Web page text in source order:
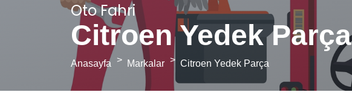
Oto Fahri
Citroen Yedek Parça
Anasayfa Markalar Citroen Yedek Parça